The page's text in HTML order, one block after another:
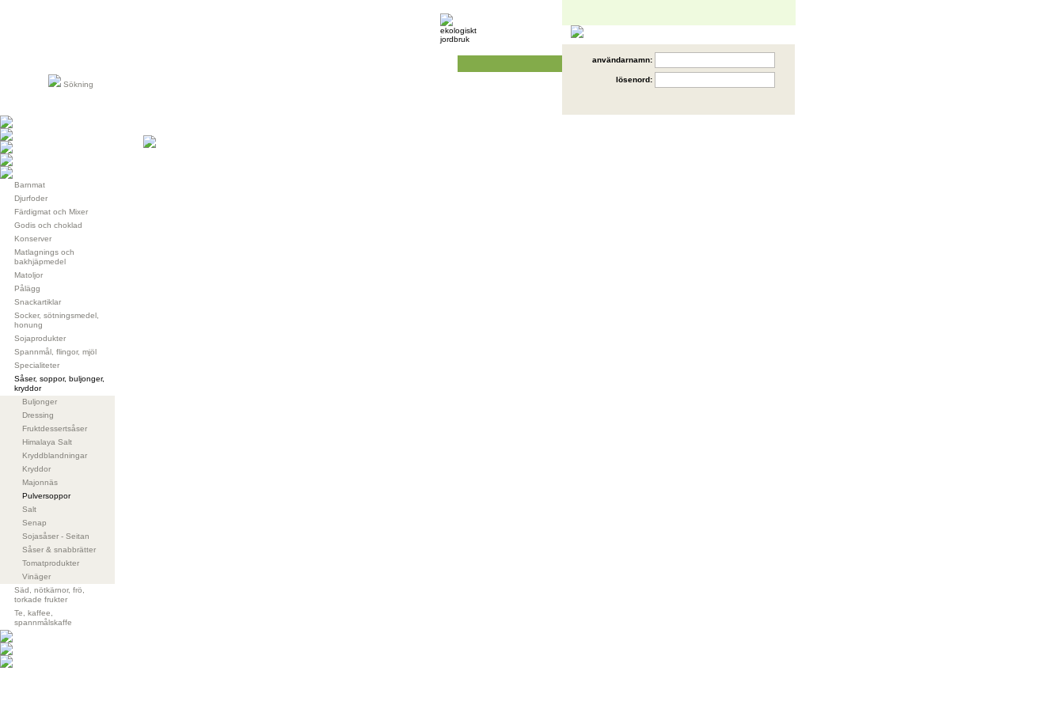
Sökning
användarnamn:
lösenord:
Barnmat
Djurfoder
Färdigmat och Mixer
Godis och choklad
Konserver
Matlagnings och
bakhjäpmedel
Matoljor
Pålägg
Snackartiklar
Socker, sötningsmedel,
honung
Sojaprodukter
Spannmål, flingor, mjöl
Specialiteter
Såser, soppor, buljonger,
kryddor
Buljonger
Dressing
Fruktdessertsåser
Himalaya Salt
Kryddblandningar
Kryddor
Majonnäs
Pulversoppor
Salt
Senap
Sojasåser - Seitan
Såser & snabbrätter
Tomatprodukter
Vinäger
Säd, nötkärnor, frö,
torkade frukter
Te, kaffee,
spannmålskaffe